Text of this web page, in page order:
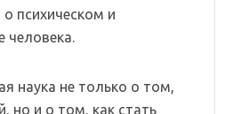
психическом и
человека.
наука не только о том,
но и о том, как стать